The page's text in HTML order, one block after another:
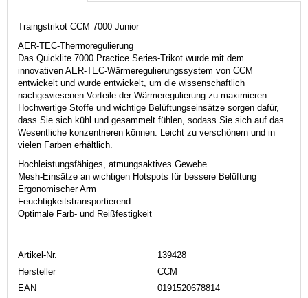
Traingstrikot CCM 7000 Junior
AER-TEC-Thermoregulierung
Das Quicklite 7000 Practice Series-Trikot wurde mit dem
innovativen AER-TEC-Wärmeregulierungssystem von CCM
entwickelt und wurde entwickelt, um die wissenschaftlich
nachgewiesenen Vorteile der Wärmeregulierung zu maximieren.
Hochwertige Stoffe und wichtige Belüftungseinsätze sorgen dafür,
dass Sie sich kühl und gesammelt fühlen, sodass Sie sich auf das
Wesentliche konzentrieren können. Leicht zu verschönern und in
vielen Farben erhältlich.
Hochleistungsfähiges, atmungsaktives Gewebe
Mesh-Einsätze an wichtigen Hotspots für bessere Belüftung
Ergonomischer Arm
Feuchtigkeitstransportierend
Optimale Farb- und Reißfestigkeit
Artikel-Nr.
139428
Hersteller
CCM
EAN
0191520678814